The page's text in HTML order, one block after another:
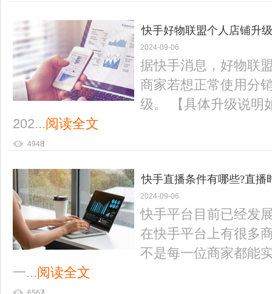
快手好物联盟个人店铺升级
2024-09-06
据快手消息，好物联
商家若想正常使用分
级。 【具体升级说明
202...阅读全文
4948
快手直播条件有哪些?直播
2024-09-06
快手平台目前已经发
在快手平台上有很多
不是每一位商家都能
一...阅读全文